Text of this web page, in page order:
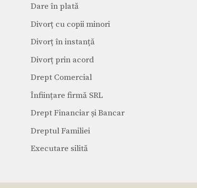
Dare în plată
Divorț cu copii minori
Divorț în instanță
Divorț prin acord
Drept Comercial
Înființare firmă SRL
Drept Financiar și Bancar
Dreptul Familiei
Executare silită